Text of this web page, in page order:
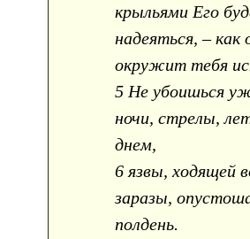
крыльями Его
надеяться, –
окружит тебя
5 Не убоишься
ночи, стрелы,
днем,
6 язвы, ходящей
заразы,
полдень.